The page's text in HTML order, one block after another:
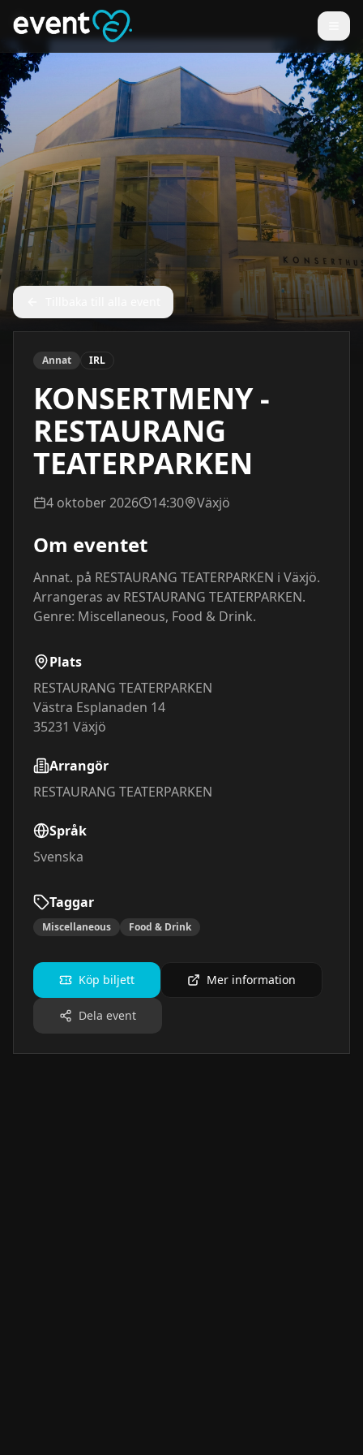
Annat IRL
KONSERTMENY -
RESTAURANG
TEATERPARKEN
4 oktober 2026 14:30 Växjö
Om eventet
Annat. på RESTAURANG TEATERPARKEN i Växjö.
Arrangeras av RESTAURANG TEATERPARKEN.
Genre: Miscellaneous, Food & Drink.
Plats
RESTAURANG TEATERPARKEN
Västra Esplanaden 14
35231 Växjö
Arrangör
RESTAURANG TEATERPARKEN
Språk
Svenska
Taggar
Miscellaneous Food & Drink
Köp biljett Mer information
Dela event